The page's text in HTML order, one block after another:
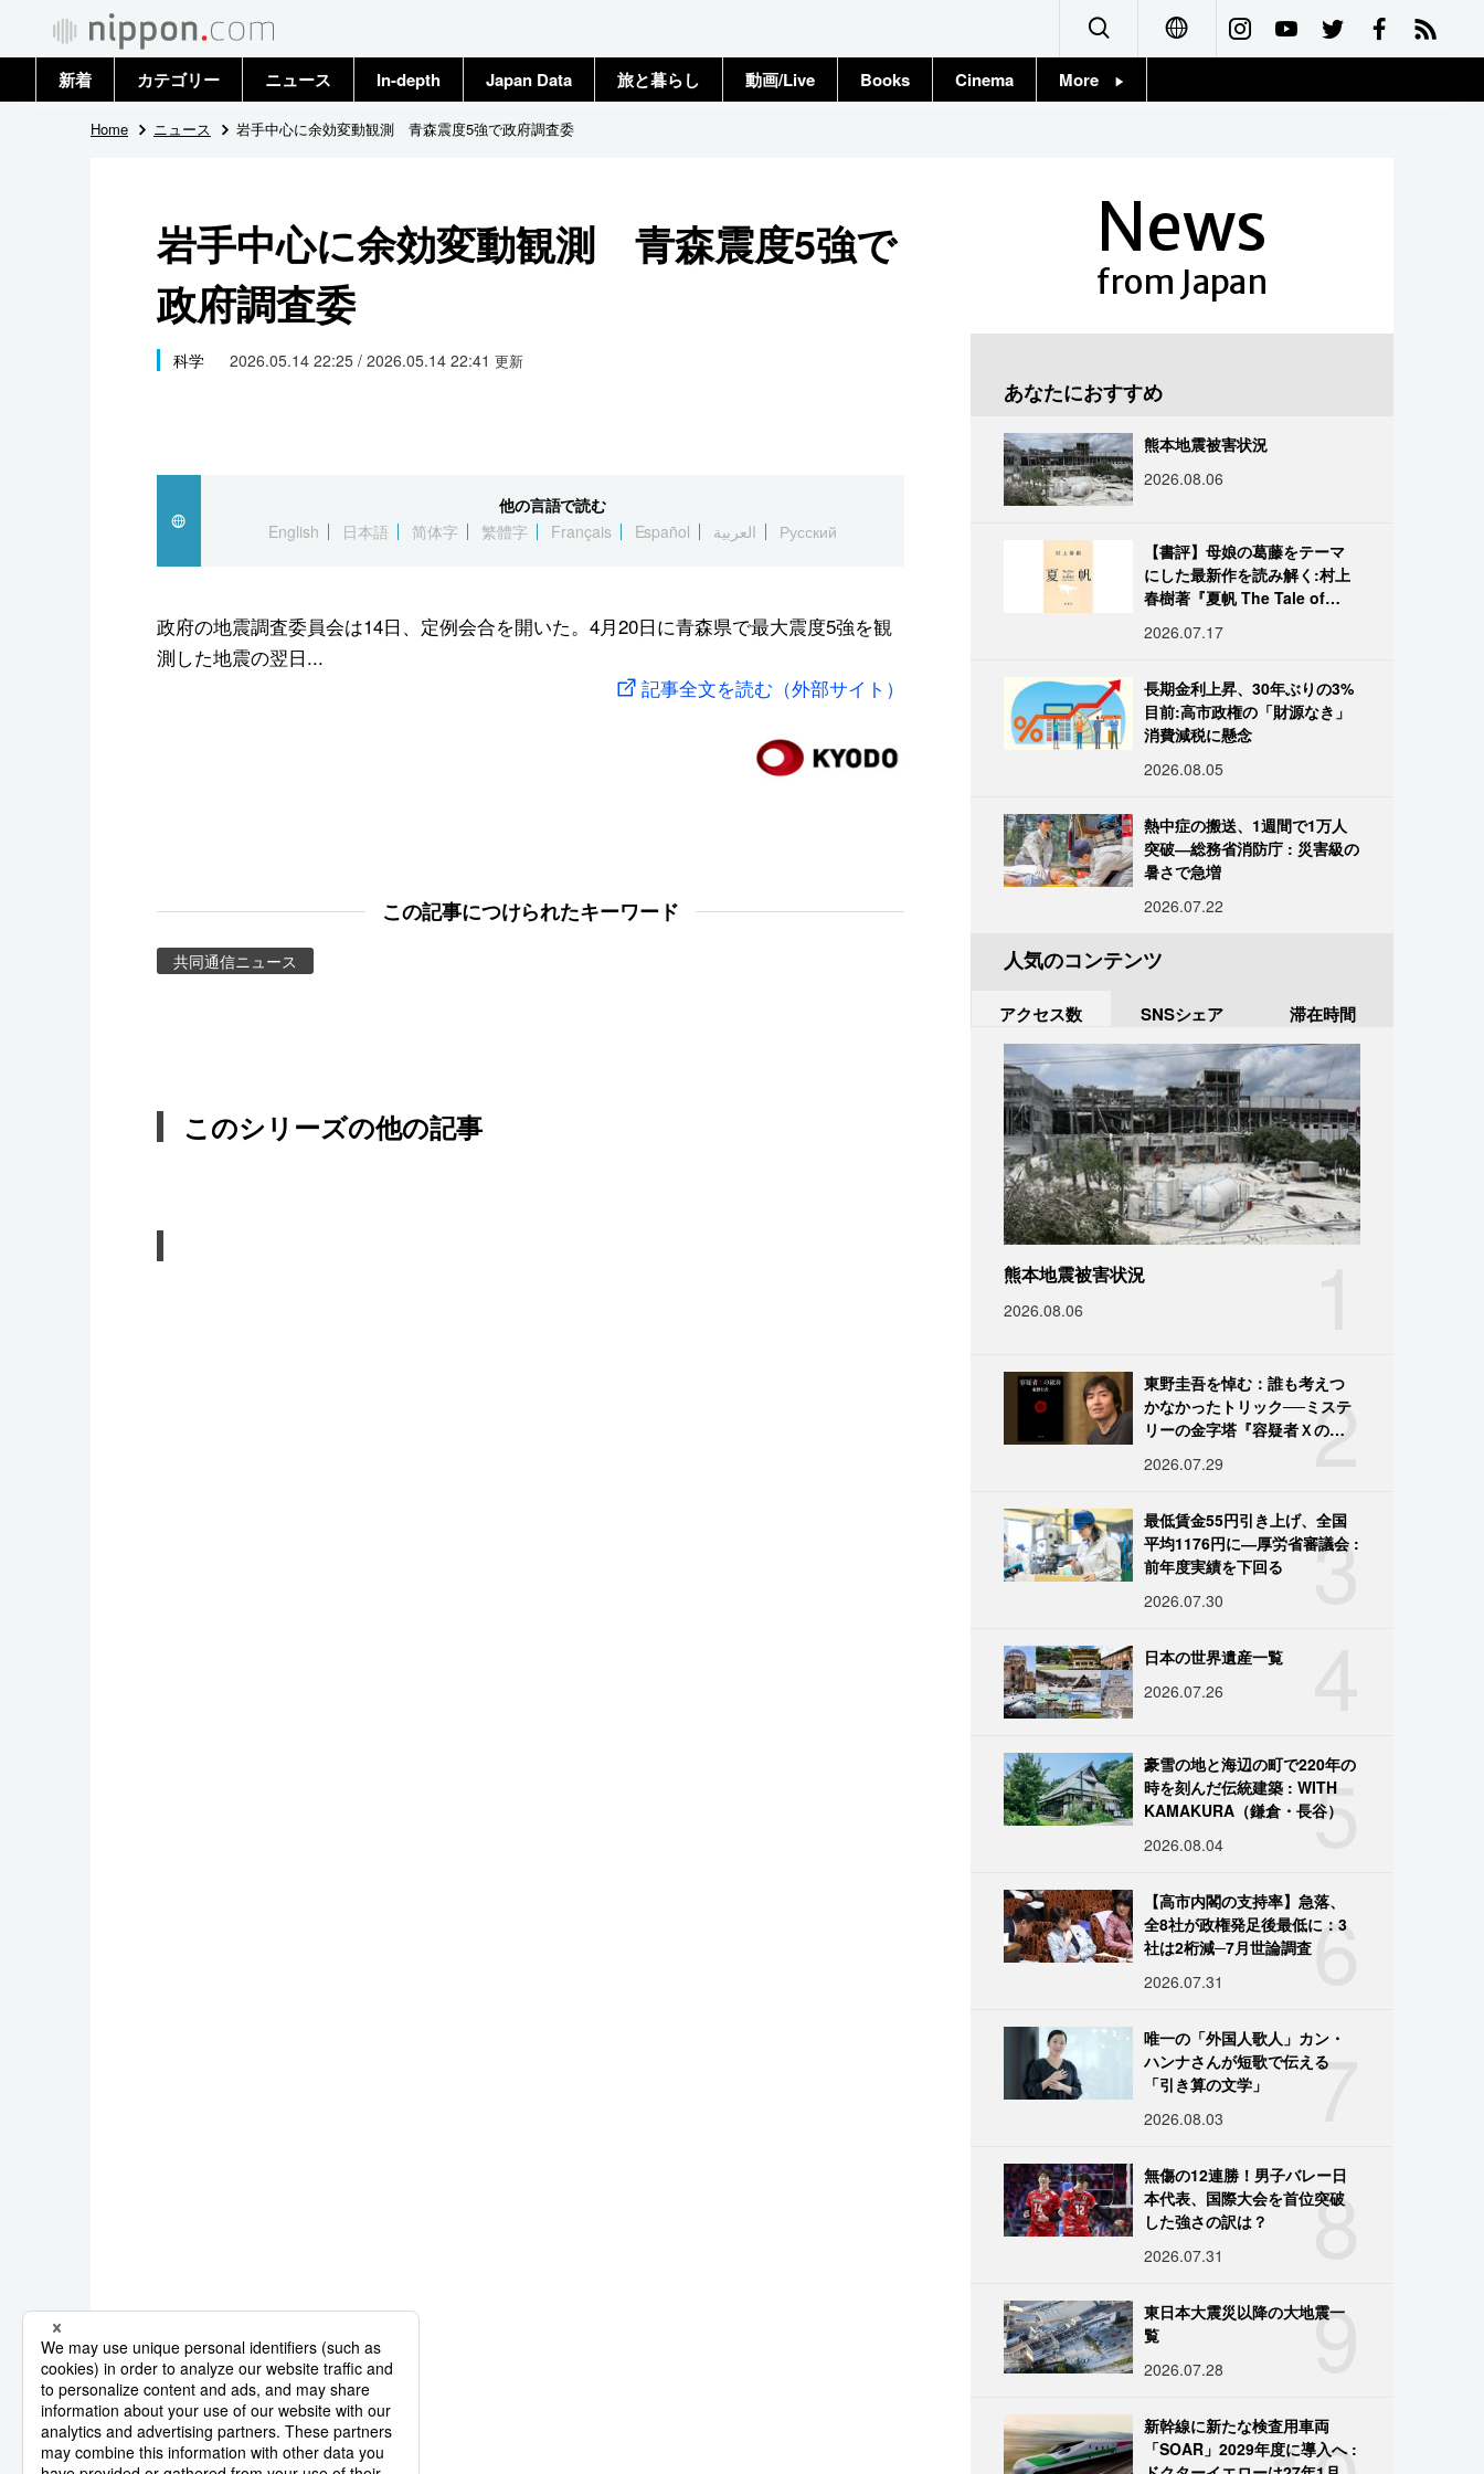
Français
新着 カテゴリー
政治・外交
国際
社会
文化
スポーツ・東京2020
ニュース
トップ
In-depth Japan Data 旅と暮らし 動画/Live Books Cinema More
Home ニュース 岩手中心に余効変動観測 青森震度5強で政府調査委
岩手中心に余効変動観測 青森震度5強で
政府調査委
科学 2026.05.14 22:25 / 2026.05.14 22:41 更新
他の言語で読む
English
日本語 简体字 繁體字 Français Español العربية Русский
政府の地震調査委員会は14日、定例会合を開いた。4月20日に青森県で最大震度5強を観
測した地震の翌日...
記事全文を読む（外部サイト）
この記事につけられたキーワード
共同通信ニュース
このシリーズの他の記事
News
from Japan
あなたにおすすめ
熊本地震被害状況
2026.08.06
【書評】母娘の葛藤をテーマ
にした最新作を読み解く:村上
春樹著『夏帆 The Tale of
2026.07.17
長期金利上昇、30年ぶりの3%
目前:高市政権の「財源なき」
消費減税に懸念
2026.08.05
熱中症の搬送、1週間で1万人
突破―総務省消防庁 : 災害級の
暑さで急増
2026.07.22
人気のコンテンツ
アクセス数 SNSシェア 滞在時間
熊本地震被害状況
2026.08.06
2
東野圭吾を悼む：誰も考えつ
かなかったトリック──ミステ
リーの金字塔『容疑者Ｘの献
2026.07.29
3
最低賃金55円引き上げ、全国
平均1176円に―厚労省審議会 :
前年度実績を下回る
2026.07.30
日本の世界遺産一覧
2026.07.26
5
豪雪の地と海辺の町で220年の
時を刻んだ伝統建築 : WITH
KAMAKURA（鎌倉・長谷）
2026.08.04
6
【高市内閣の支持率】急落、
全8社が政権発足後最低に：3
社は2桁減─7月世論調査
2026.07.31
7
唯一の「外国人歌人」カン・
ハンナさんが短歌で伝える
「引き算の文学」
2026.08.03
8
無傷の12連勝！男子バレー日
本代表、国際大会を首位突破
した強さの訳は？
2026.07.31
9
東日本大震災以降の大地震一
覧
2026.07.28
新幹線に新たな検査用車両
「SOAR」2029年度に導入へ :